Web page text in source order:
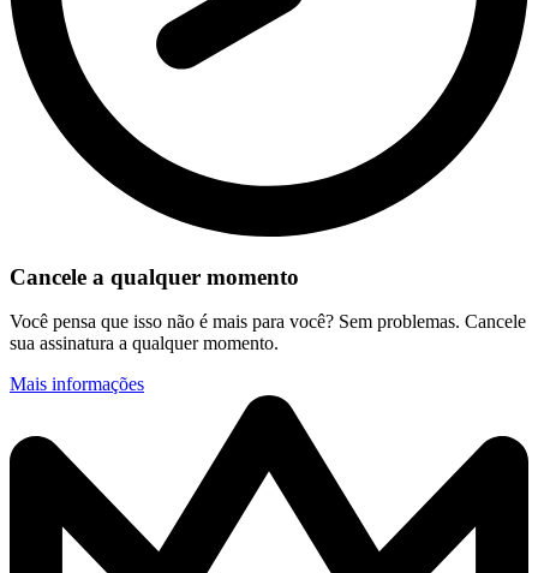
Cancele a qualquer momento
Você pensa que isso não é mais para você? Sem problemas. Cancele
sua assinatura a qualquer momento.
Mais informações